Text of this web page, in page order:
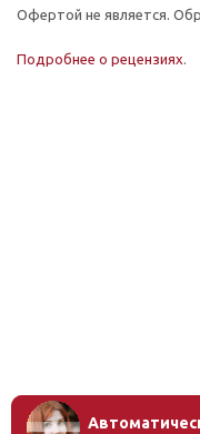
Офертой не является.
Подробнее о рецензиях.